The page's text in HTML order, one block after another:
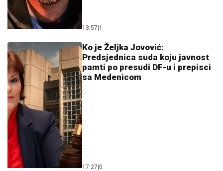
13:57|1
Ko je Željka Jovović:
Predsjednica suda koju javnost
pamti po presudi DF-u i prepisci
sa Medenicom
17:27|0